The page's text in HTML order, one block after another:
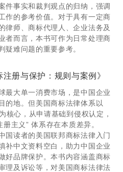
件事实和裁判观点的归纳，强调
作的参考价值。对于具有一定商
律师、商标代理人、企业法务及
者而言，本书可作为日常处理商
疑难问题的重要参考。
注册与保护：规则与案例》
最大单一消费市场，是中国企业
的地。但美国商标法律体系以
核心，从申请基础到侵权认定，
册主义” 体系存在本质差异。
国读者的美国联邦商标法律入门
补中文资料空白，助力中国企业
好品牌保护。本书内容涵盖商标
理及诉讼等，对美国商标法律法